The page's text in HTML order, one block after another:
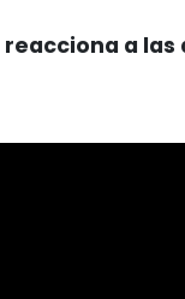
reacciona a